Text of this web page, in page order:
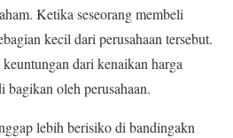
Ketika seseorang membeli
kecil dari perusahaan tersebut.
dari kenaikan harga
bagikan oleh perusahaan.
lebih berisiko di bandingakn